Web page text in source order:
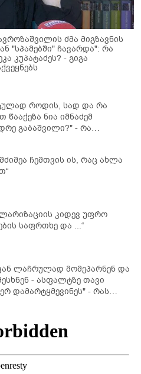
ძმა მიგზავნის
"სპამებში" ჩავარდა": რა
კუპატაძეს? - გიგა
როდის, სად და რა
წააქეზა ნია იმნაძემ
გაბაშვილი?" - რა
ავრცელებს ნია იმნაძის
ჩემთვის ის, რაც ახლა
კიდევ უფრო
საფრთხე და ...“
ლაჩრულად მომეპარნენ და
- ასფალტზე თავი
დამარტყმევინეს" - რას
რომელსაც